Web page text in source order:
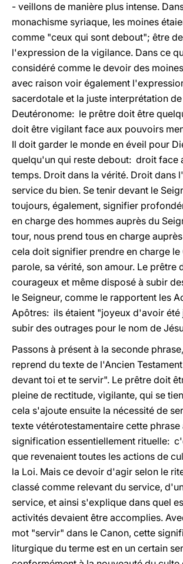
- veillons de manière plus intense.
monachisme syriaque, les moines
comme "ceux qui sont debout"; être
l'expression de la vigilance. Dans ce
considéré comme le devoir des
avec raison voir également
sacerdotale et la juste interprétation
Deutéronome: le prêtre doit être
doit être vigilant face aux pouvoirs
Il doit garder le monde en éveil pour
quelqu'un qui reste debout: droit face
temps. Droit dans la vérité. Droit dans
service du bien. Se tenir devant le
toujours, également, signifier
en charge des hommes auprès du
tour, nous prend tous en charge
cela doit signifier prendre en charge le
parole, sa vérité, son amour. Le prêtre
courageux et même disposé à subir
le Seigneur, comme le rapportent les
Apôtres: ils étaient "joyeux d'avoir été
subir des outrages pour le nom de
Passons à présent à la seconde
reprend du texte de l'Ancien
devant toi et te servir". Le prêtre doit
pleine de rectitude, vigilante, qui se
cela s'ajoute ensuite la nécessité de
texte vétérotestamentaire cette phrase
signification essentiellement rituelle:
que revenaient toutes les actions de
la Loi. Mais ce devoir d'agir selon le
classé comme relevant du service,
service, et ainsi s'explique dans quel
activités devaient être accomplies.
mot "servir" dans le Canon, cette
liturgique du terme est en un certain